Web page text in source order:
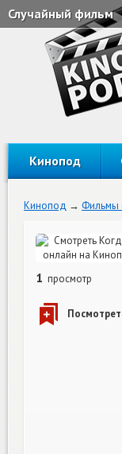
Случайный фильм
Кинопод
Кинопод Фильмы
1 просмотр